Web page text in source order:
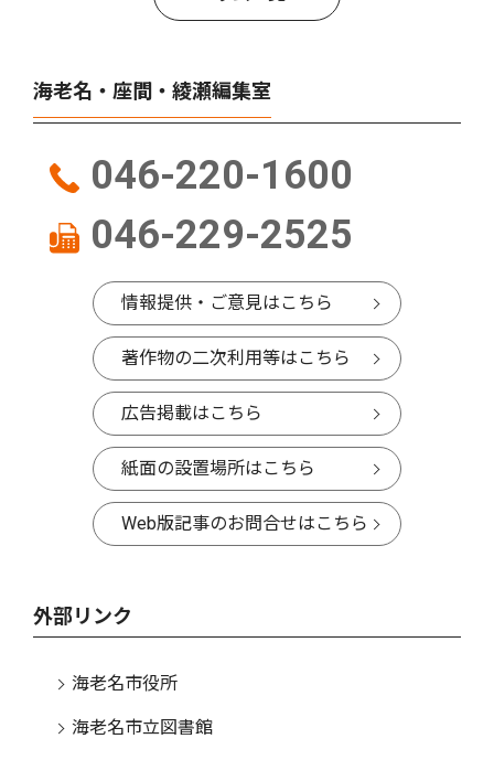
海老名・座間・綾瀬編集室
046-220-1600
046-229-2525
情報提供・ご意見はこちら
著作物の二次利用等はこちら
広告掲載はこちら
紙面の設置場所はこちら
Web版記事のお問合せはこちら
外部リンク
海老名市役所
海老名市立図書館